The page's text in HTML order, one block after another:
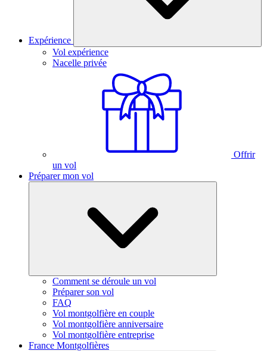
Expérience
Vol expérience
Nacelle privée
Offrir
un vol
Préparer mon vol
Comment se déroule un vol
Préparer son vol
FAQ
Vol montgolfière en couple
Vol montgolfière anniversaire
Vol montgolfière entreprise
France Montgolfières